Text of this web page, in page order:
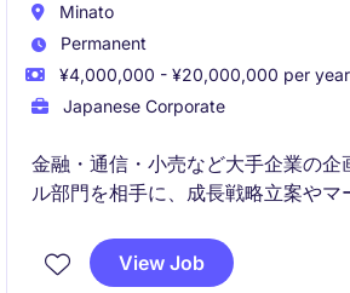
Minato
Permanent
¥4,000,000 - ¥20,000,000 per year
Japanese Corporate
金融・通信・小売など大手企業の企
ル部門を相手に、成長戦略立案やマ
たビジネス変革をリードする業務。
接契約のもと、単なる提言にとどま
View Job